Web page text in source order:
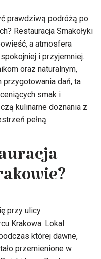
prawdziwą podróżą po
Restauracja Smakołyki
a atmosfera
i przyjemniej.
oraz naturalnym,
dań, ta
smak i
kulinarne doznania z
pełną
przy ulicy
Krakowa. Lokal
której dawne,
przemienione w